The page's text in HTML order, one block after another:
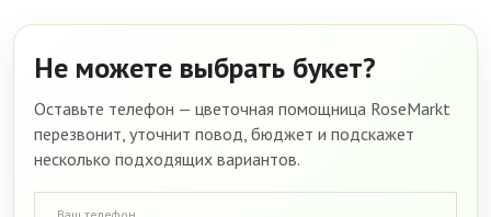
Не можете выбрать букет?
Оставьте телефон — цветочная помощница RoseMarkt
перезвонит, уточнит повод, бюджет и подскажет
несколько подходящих вариантов.